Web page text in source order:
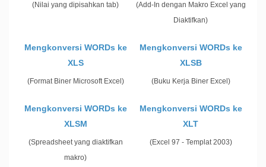
(Nilai yang dipisahkan tab)
(Add-In dengan Makro Excel yang
Diaktifkan)
Mengkonversi WORDs ke
XLS
(Format Biner Microsoft Excel)
Mengkonversi WORDs ke
XLSB
(Buku Kerja Biner Excel)
Mengkonversi WORDs ke
XLSM
(Spreadsheet yang diaktifkan
makro)
Mengkonversi WORDs ke
XLT
(Excel 97 - Templat 2003)